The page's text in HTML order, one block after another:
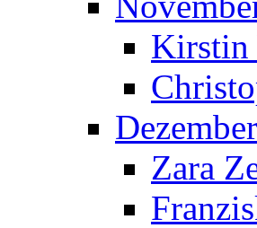
Kirstin
Dezember
Zara